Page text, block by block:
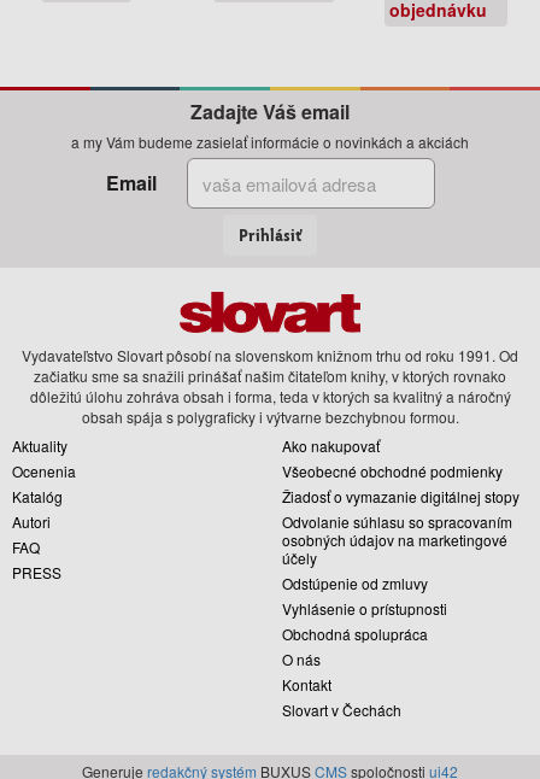
objednávku
Zadajte Váš email
a my Vám budeme zasielať informácie o novinkách a akciách
Email
Prihlásiť
Vydavateľstvo Slovart pôsobí na slovenskom knižnom trhu od roku 1991. Od
začiatku sme sa snažili prinášať našim čitateľom knihy, v ktorých rovnako
dôležitú úlohu zohráva obsah i forma, teda v ktorých sa kvalitný a náročný
obsah spája s polygraficky i výtvarne bezchybnou formou.
Aktuality
Ocenenia
Katalóg
Autori
FAQ
PRESS
Ako nakupovať
Všeobecné obchodné podmienky
Žiadosť o vymazanie digitálnej stopy
Odvolanie súhlasu so spracovaním
osobných údajov na marketingové
účely
Odstúpenie od zmluvy
Vyhlásenie o prístupnosti
Obchodná spolupráca
O nás
Kontakt
Slovart v Čechách
Generuje redakčný systém BUXUSCMSspoločnosti ui42